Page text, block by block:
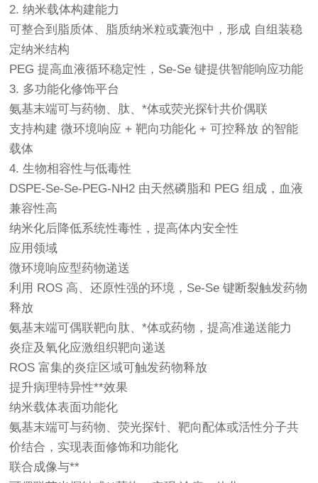
2. 纳米载体构建能力
可整合到脂质体、脂质纳米粒或囊泡中，形成 自组装稳
定纳米结构
PEG 提高血液循环稳定性，Se-Se 键提供智能响应功能
3. 多功能化修饰平台
氨基末端可与药物、肽、*体或荧光探针共价偶联
支持构建 微环境响应 + 靶向功能化 + 可控释放 的智能
载体
4. 生物相容性与低毒性
DSPE-Se-Se-PEG-NH2 由天然磷脂和 PEG 组成，血液
兼容性高
纳米化后降低系统性毒性，提高体内安全性
应用领域
微环境响应型药物递送
利用 ROS 高、还原性强的环境，Se-Se 键断裂触发药物
释放
氨基末端可偶联靶向肽、*体或药物，提高准递送能力
炎症及氧化应激组织靶向递送
ROS 富集的炎症区域可触发药物释放
提升病理特异性**效果
纳米载体表面功能化
氨基末端可与药物、荧光探针、靶向配体或活性分子共
价结合，实现表面修饰和功能化
联合成像与**